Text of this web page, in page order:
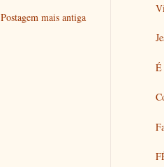
Postagem mais antiga
É